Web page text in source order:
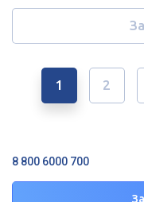
1 2
8 800 6000 700